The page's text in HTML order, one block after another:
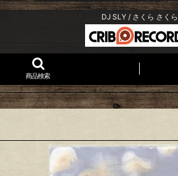
DJ SLY / さくら さくら
商品検索